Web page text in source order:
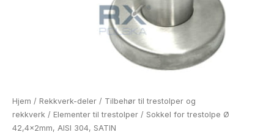
Hjem / Rekkverk-deler / Tilbehør til trestolper og
rekkverk / Elementer til trestolper / Sokkel for trestolpe Ø
42,4x2mm, AISI 304, SATIN